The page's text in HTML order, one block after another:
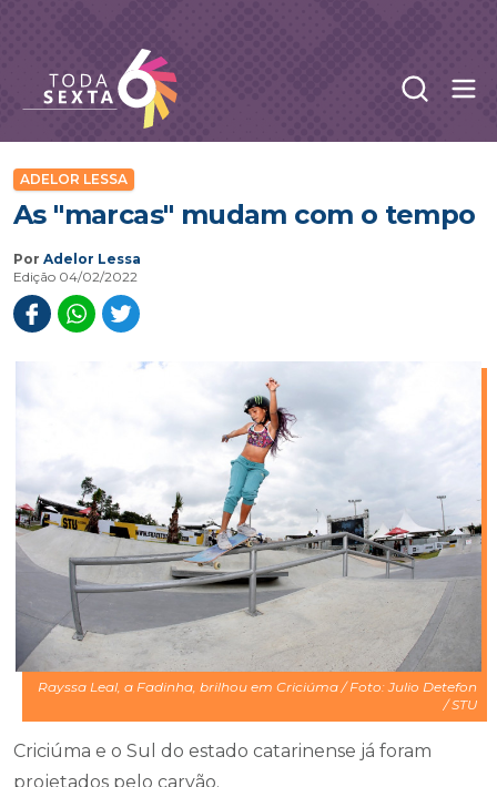
Toda Sexta - 4oito
ADELOR LESSA
As "marcas" mudam com o tempo
Por Adelor Lessa
Edição 04/02/2022
Rayssa Leal, a Fadinha, brilhou em Criciúma / Foto: Julio Detefon
/ STU
Criciúma e o Sul do estado catarinense já foram
projetados pelo carvão.